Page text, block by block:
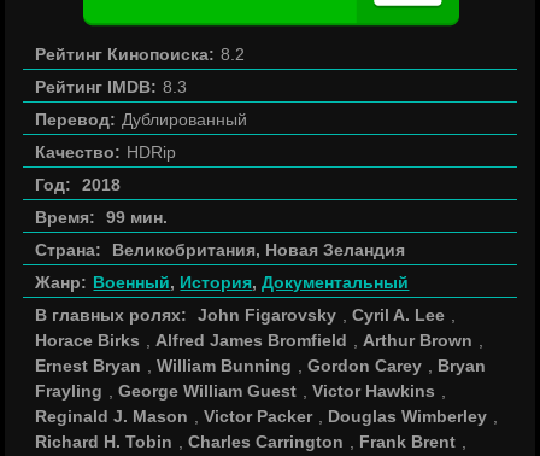
Рейтинг Кинопоиска: 8.2
Рейтинг IMDB: 8.3
Перевод: Дублированный
Качество: HDRip
Год:
2018
Время:
99 мин.
Страна:
Великобритания, Новая Зеландия
Жанр: Военный, История,Документальный
В главных ролях:
John Figarovsky ,Cyril A. Lee
Horace Birks
Alfred James Bromfield Arthur Brown
Ernest Bryan
,William Bunning ,Gordon Carey
Bryan
Frayling
,George William Guest ,Victor Hawkins
Reginald J. Mason
,Victor Packer Douglas Wimberley
Richard H. Tobin
,Charles Carrington Frank Brent